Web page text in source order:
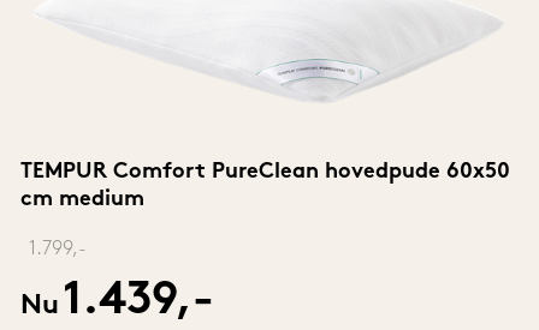
TEMPUR Comfort PureClean hovedpude 60x50
cm medium
1.799,-
Nu 1.439,-